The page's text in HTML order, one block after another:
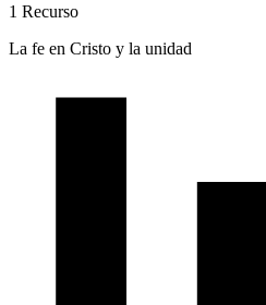
1 Recurso
La fe en Cristo y la unidad